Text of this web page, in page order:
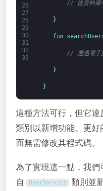
26
27
28
29
30
31
32
33
// 從資料庫
}
fun
// 透過電子
}
}
這種方法可行，但它
類別以新增功能。更
而無需修改其程式碼。
為了實現這一點，我們
自 UserService 類別並